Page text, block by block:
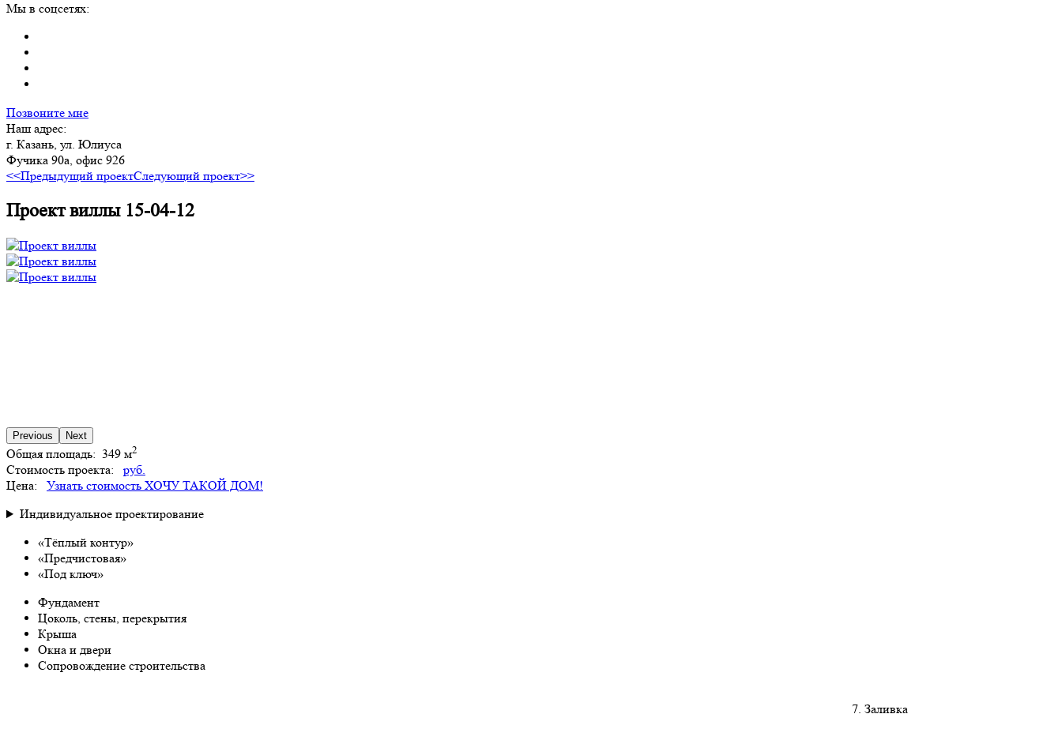
Мы в соцсетях:
Позвоните мне
Наш адрес:
г. Казань, ул. Юлиуса
Фучика 90а, офис 926
<<Предыдущий проектСледующий проект>>
Проект виллы 15-04-12
Previous Next
Общая площадь: 349 м2
Стоимость проекта:
руб.
Цена:
Узнать стоимость ХОЧУ ТАКОЙ ДОМ!
Индивидуальное проектирование
«Тёплый контур»
«Предчистовая»
«Под ключ»
Фундамент
Цоколь, стены, перекрытия
Крыша
Окна и двери
Сопровождение строительства
7. Заливка